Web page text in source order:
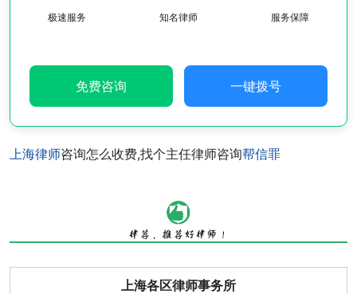
极速服务 知名律师 服务保障
免费咨询 一键拨号
上海律师咨询怎么收费,找个主任律师咨询帮信罪
上海各区律师事务所